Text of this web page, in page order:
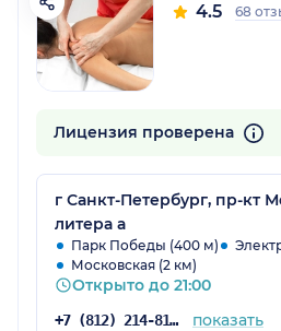
4.5 68
Лицензия проверена
г Санкт-Петербург, пр-кт
литера а
Парк Победы (400 м)
Московская (2 км)
Открыто до 21:00
+7 (812) 214-81-73 показать